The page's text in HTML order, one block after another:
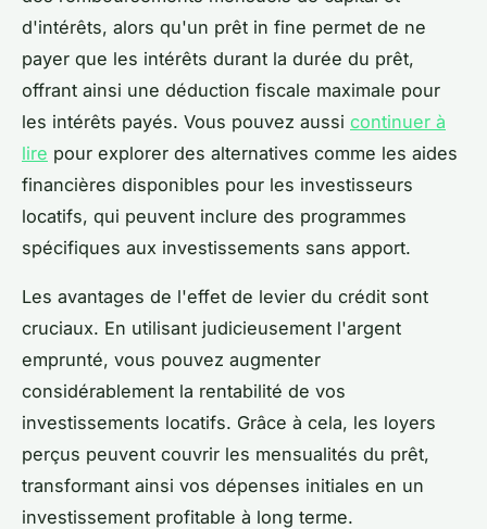
d'intérêts, alors qu'un prêt in fine permet de ne
payer que les intérêts durant la durée du prêt,
offrant ainsi une déduction fiscale maximale pour
les intérêts payés. Vous pouvez aussi continuer à
lire pour explorer des alternatives comme les aides
financières disponibles pour les investisseurs
locatifs, qui peuvent inclure des programmes
spécifiques aux investissements sans apport.
Les avantages de l'effet de levier du crédit sont
cruciaux. En utilisant judicieusement l'argent
emprunté, vous pouvez augmenter
considérablement la rentabilité de vos
investissements locatifs. Grâce à cela, les loyers
perçus peuvent couvrir les mensualités du prêt,
transformant ainsi vos dépenses initiales en un
investissement profitable à long terme.